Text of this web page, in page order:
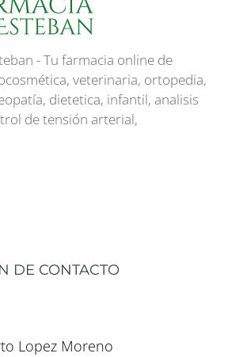
- Tu farmacia online de
veterinaria, ortopedia,
dietetica, infantil, analisis
de tensión arterial,
DE CONTACTO
Lopez Moreno